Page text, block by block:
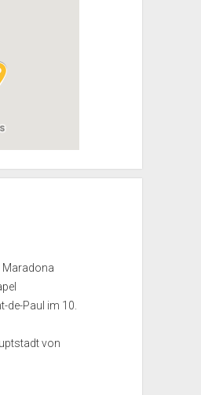
Maradona
de-Paul im 10.
von